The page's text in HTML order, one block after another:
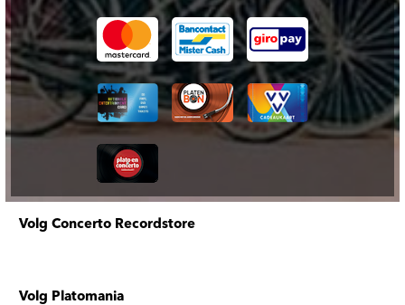
Volg Concerto Recordstore
Volg Platomania